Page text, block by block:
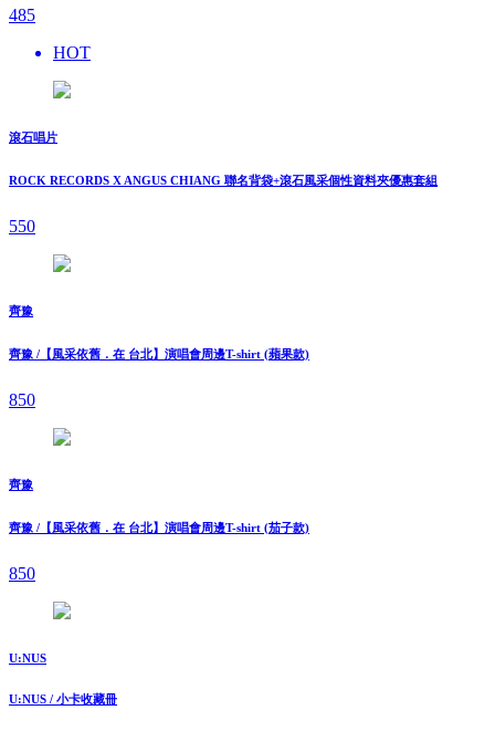
485
HOT
滾石唱片
ROCK RECORDS X ANGUS CHIANG 聯名背袋+滾石風采個性資料夾優惠套組
550
齊豫
齊豫 /【風采依舊．在 台北】演唱會周邊T-shirt (蘋果款)
850
齊豫
齊豫 /【風采依舊．在 台北】演唱會周邊T-shirt (茄子款)
850
U:NUS
U:NUS / 小卡收藏冊